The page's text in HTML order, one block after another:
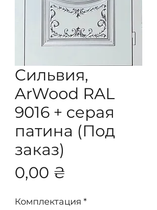
Сильвия,
ArWood RAL
9016 + серая
патина (Под
заказ)
0,00 ₴
Комплектация *